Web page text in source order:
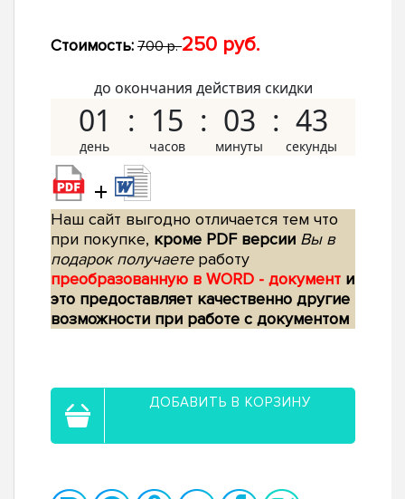
Стоимость: 700 р.250 руб.
до окончания действия скидки
01 15 03 42
+
Наш сайт выгодно отличается тем что
при покупке, кроме PDF версии Вы в
подарок получаетеработу
преобразованную в WORD - документ и
это предоставляет качественно другие
возможности при работе с документом
ДОБАВИТЬ В КОРЗИНУ